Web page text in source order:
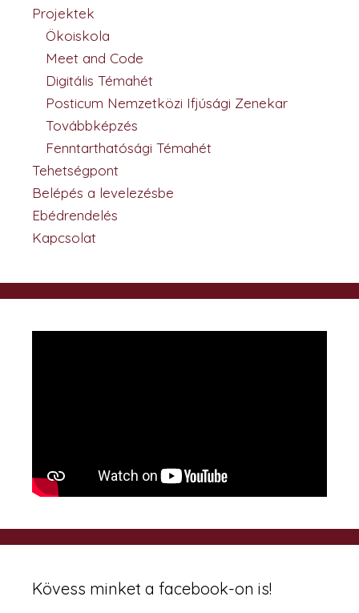
Projektek
Ökoiskola
Meet and Code
Digitális Témahét
Posticum Nemzetközi Ifjúsági Zenekar
Továbbképzés
Fenntarthatósági Témahét
Tehetségpont
Belépés a levelezésbe
Ebédrendelés
Kapcsolat
Kövess minket a facebook-on is!